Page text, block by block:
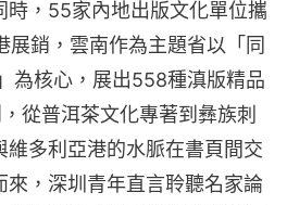
時，55家內地出版文化單位攜
展銷，雲南作為主題省以「同
為核心，展出558種滇版精品
從普洱茶文化專著到彝族刺
多利亞港的水脈在書頁間交
來，深圳青年直言聆聽名家論